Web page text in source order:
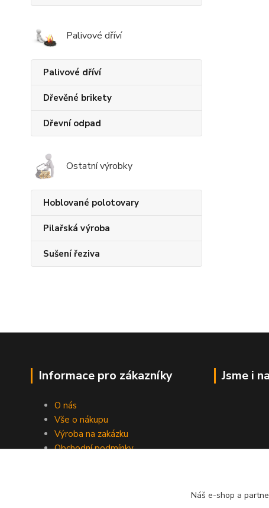
Palivové dříví
Palivové dříví
Dřevěné brikety
Dřevní odpad
Ostatní výrobky
Hoblované polotovary
Pilařská výroba
Sušení řeziva
Informace pro zákazníky
O nás
Vše o nákupu
Výroba na zakázku
Obchodní podmínky
Jsme i
Náš e-shop a